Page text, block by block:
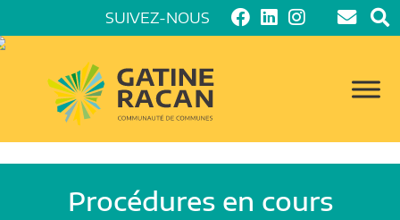
SUIVEZ-NOUS
Procédures en cours